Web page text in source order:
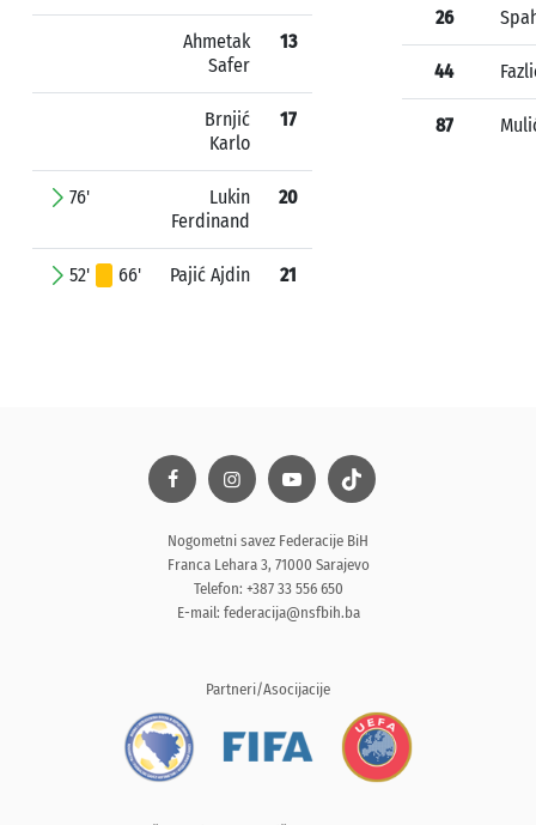
Ahmetak
Safer
13
Brnjić
Karlo
17
76'
Lukin
Ferdinand
20
52' 66' Pajić Ajdin 21
26
44
87
Nogometni savez Federacije BiH
Franca Lehara 3, 71000 Sarajevo
Telefon: +387 33 556 650
E-mail: federacija@nsfbih.ba
Partneri/Asocijacije